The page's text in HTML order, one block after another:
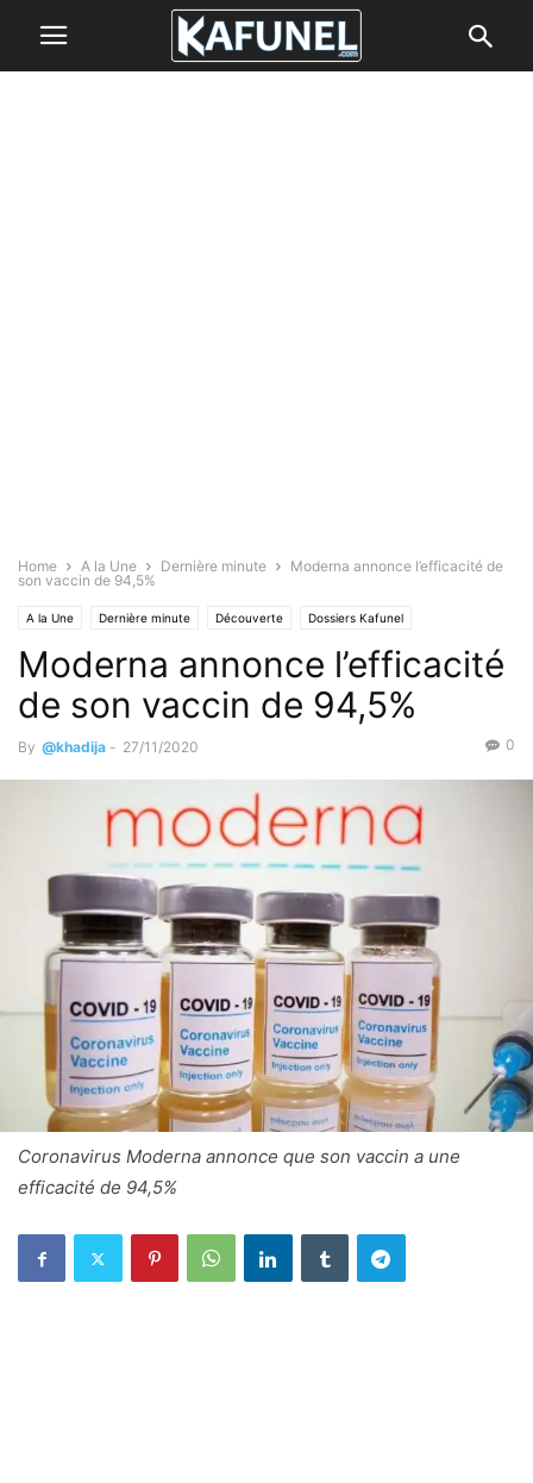
Home A la Une Dernière minute
Moderna annonce l’efficacité de
son vaccin de 94,5%
A la Une Dernière minute Découverte Dossiers Kafunel
Santé & Forme Sciences
Moderna annonce l’efficacité
de son vaccin de 94,5%
By @khadija - 27/11/2020 0
Coronavirus Moderna annonce que son vaccin a une
efficacité de 94,5%